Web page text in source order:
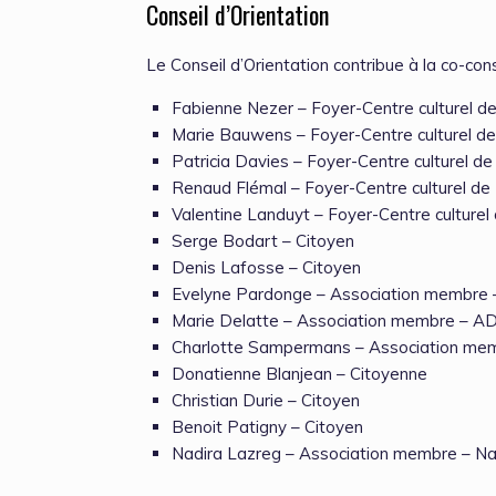
Conseil d’Orientation
Le Conseil d’Orientation contribue à la co-
Fabienne Nezer – Foyer-Centre culturel
Marie Bauwens – Foyer-Centre culturel
Patricia Davies – Foyer-Centre culturel
Renaud Flémal – Foyer-Centre culturel
Valentine Landuyt – Foyer-Centre
Serge Bodart – Citoyen
Denis Lafosse – Citoyen
Evelyne Pardonge – Association membre
Marie Delatte – Association membre –
Charlotte Sampermans – Association
Donatienne Blanjean – Citoyenne
Christian Durie – Citoyen
Benoit Patigny – Citoyen
Nadira Lazreg – Association membre –